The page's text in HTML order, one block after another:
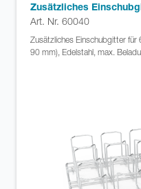
Zusätzliches
Art. Nr. 60040
Zusätzliches Einschubgitter
90 mm), Edelstahl, max.